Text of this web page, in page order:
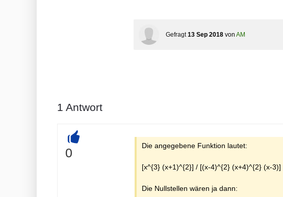
Gefragt 13 Sep 2018 von AM
1 Antwort
+
0 Die angegebene Funktion lautet:
[x^{3} (x+1)^{2}] / [(x-4)^{2} (x+4)^{2} (x-3)]
Die Nullstellen wären ja dann: